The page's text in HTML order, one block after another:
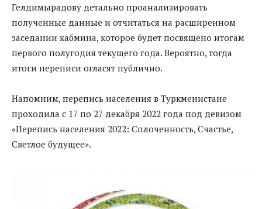
Гелдимырадову детально проанализировать
полученные данные и отчитаться на расширенном
заседании кабмина, которое будет посвящено итогам
первого полугодия текущего года. Вероятно, тогда
итоги переписи огласят публично.
Напомним, перепись населения в Туркменистане
проходила с 17 по 27 декабря 2022 года под девизом
«Перепись населения 2022: Сплоченность, Счастье,
Светлое будущее».